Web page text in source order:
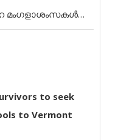
മംഗളാശംസകൾ…
to seek
to Vermont